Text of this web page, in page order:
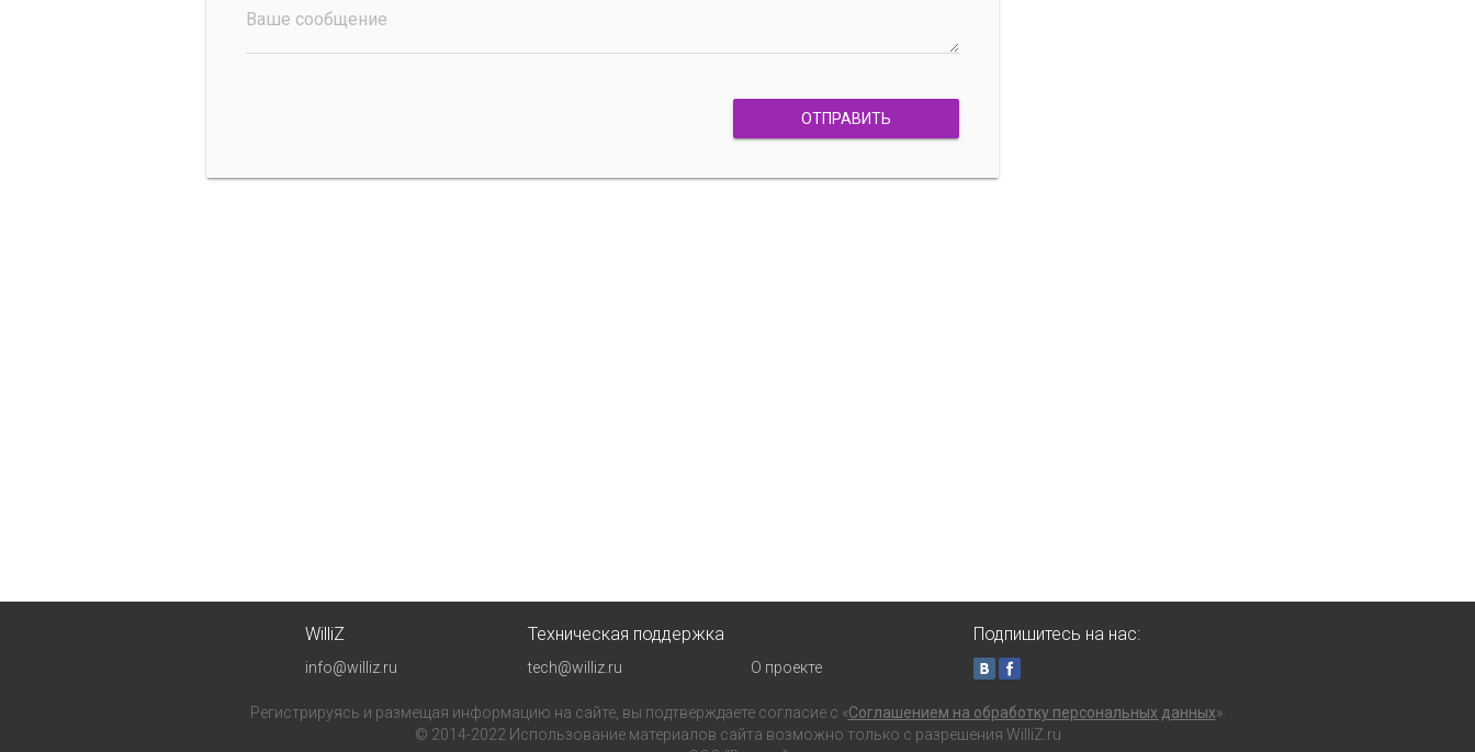
Ваше сообщение
ОТПРАВИТЬ
WilliZ
info@williz.ru
Техническая поддержка
tech@williz.ru О проекте
Подпишитесь на нас:
Регистрируясь и размещая информацию на сайте, вы подтверждаете согласие с «Соглашением на обработку персональных данных».
© 2014-2022 Использование материалов сайта возможно только с разрешения WilliZ.ru